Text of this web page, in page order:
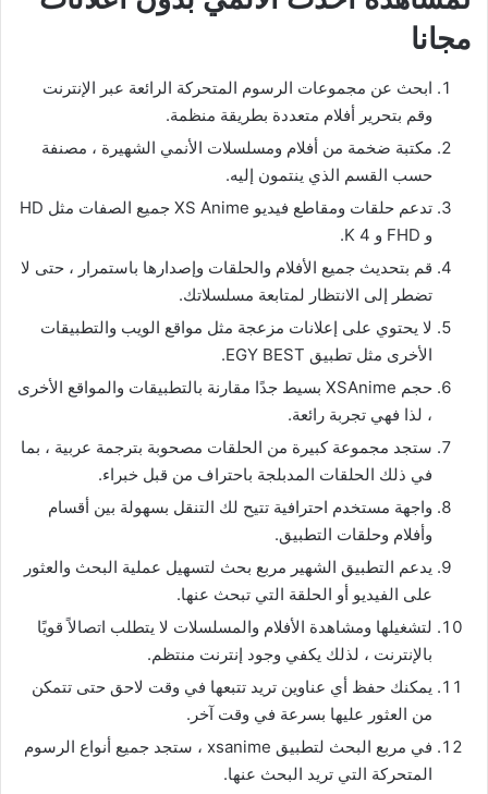
مجانا
ابحث عن مجموعات الرسوم المتحركة الرائعة عبر الإنترنت
وقم بتحرير أفلام متعددة بطريقة منظمة.
مكتبة ضخمة من أفلام ومسلسلات الأنمي الشهيرة ، مصنفة
حسب القسم الذي ينتمون إليه.
تدعم حلقات ومقاطع فيديو XS Anime جميع الصفات مثل HD
و FHD و 4 K.
قم بتحديث جميع الأفلام والحلقات وإصدارها باستمرار ، حتى لا
تضطر إلى الانتظار لمتابعة مسلسلاتك.
لا يحتوي على إعلانات مزعجة مثل مواقع الويب والتطبيقات
الأخرى مثل تطبيق EGY BEST.
حجم XSAnime بسيط جدًا مقارنة بالتطبيقات والمواقع الأخرى
، لذا فهي تجربة رائعة.
ستجد مجموعة كبيرة من الحلقات مصحوبة بترجمة عربية ، بما
في ذلك الحلقات المدبلجة باحتراف من قبل خبراء.
واجهة مستخدم احترافية تتيح لك التنقل بسهولة بين أقسام
وأفلام وحلقات التطبيق.
يدعم التطبيق الشهير مربع بحث لتسهيل عملية البحث والعثور
على الفيديو أو الحلقة التي تبحث عنها.
لتشغيلها ومشاهدة الأفلام والمسلسلات لا يتطلب اتصالاً قويًا
بالإنترنت ، لذلك يكفي وجود إنترنت منتظم.
يمكنك حفظ أي عناوين تريد تتبعها في وقت لاحق حتى تتمكن
من العثور عليها بسرعة في وقت آخر.
في مربع البحث لتطبيق xsanime ، ستجد جميع أنواع الرسوم
المتحركة التي تريد البحث عنها.